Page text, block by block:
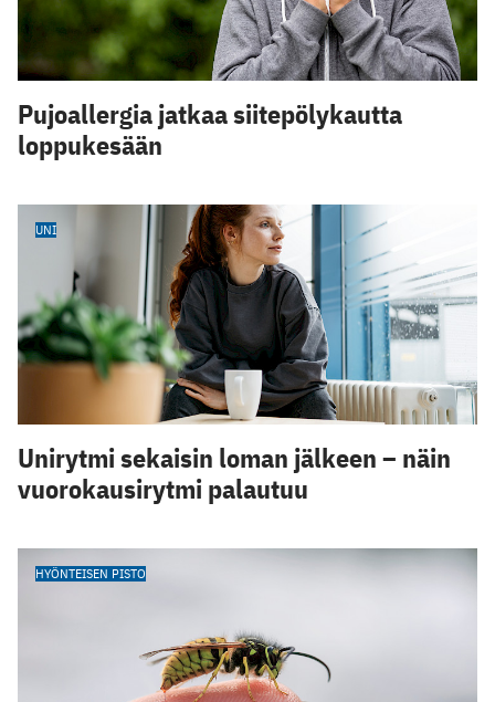
Pujoallergia jatkaa siitepölykautta
loppukesään
UNI
Unirytmi sekaisin loman jälkeen – näin
vuorokausirytmi palautuu
HYÖNTEISEN PISTO